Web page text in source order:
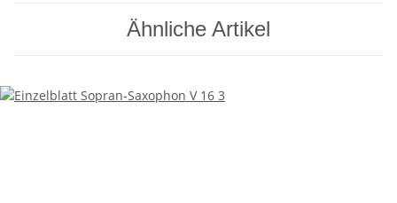
Ähnliche Artikel